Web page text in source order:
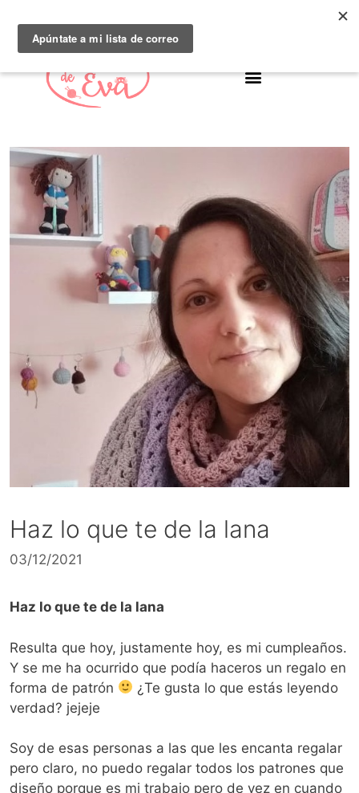
Haz lo que te de la lana
03/12/2021
Haz lo que te de la lana
Resulta que hoy, justamente hoy, es mi cumpleaños.
Y se me ha ocurrido que podía haceros un regalo en
forma de patrón
¿Te gusta lo que estás leyendo
verdad? jejeje
Soy de esas personas a las que les encanta regalar
pero claro, no puedo regalar todos los patrones que
diseño porque es mi trabajo pero de vez en cuando